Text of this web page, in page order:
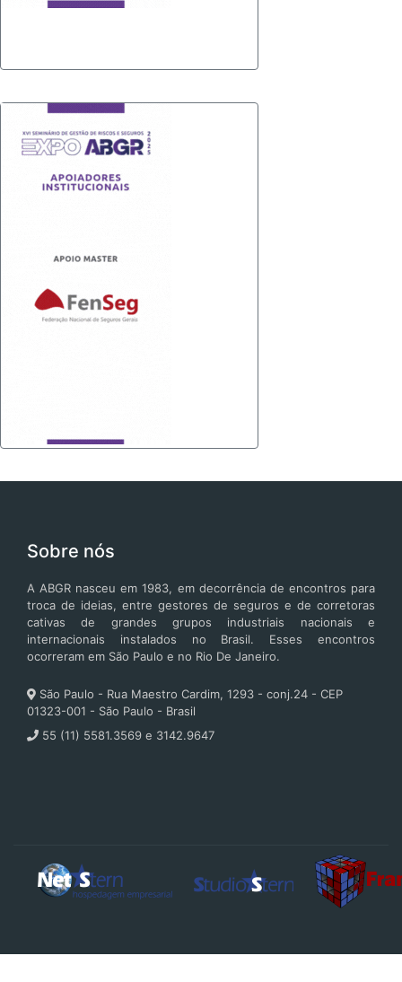
Sobre nós
A ABGR nasceu em 1983, em decorrência de encontros para
troca de ideias, entre gestores de seguros e de corretoras
cativas de grandes grupos industriais nacionais e
internacionais instalados no Brasil. Esses encontros
ocorreram em São Paulo e no Rio De Janeiro.
São Paulo - Rua Maestro Cardim, 1293 - conj.24 - CEP
01323-001 - São Paulo - Brasil
55 (11) 5581.3569 e 3142.9647